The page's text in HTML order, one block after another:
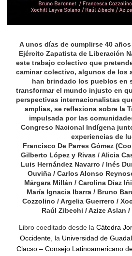
A unos días de cumplirse 40
Ejército Zapatista de Liberación
este trabajo colectivo que
caminar colectivo, algunos de los
han brindado los pueblos en
transformar el mundo injusto en
perspectivas internacionalistas
amplias, se reflexiona sobre la
impulsada por las
Congreso Nacional Indígena
experiencias de
Francisco De Parres Gómez
Gilberto López y Rivas / Alicia
Luis Hernández Navarro / Inés
Ouviña / Carlos Alonso
Márgara Millán / Carolina Díaz
María Ignacia Ibarra / Bruno
Cozzolino / Argelia Guerrero /
Raúl Zibechi / Azize Aslan /
Libro coeditado desde la Cátedra
Occidente , la Universidad de
Clacso – Consejo Latinoamericano